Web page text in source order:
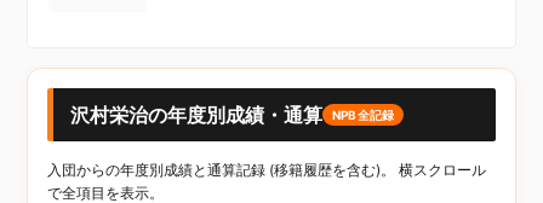
沢村栄治の年度別成績・通算 NPB全記録
入団からの年度別成績と通算記録 (移籍履歴を含む)。 横スクロール
で全項目を表示。